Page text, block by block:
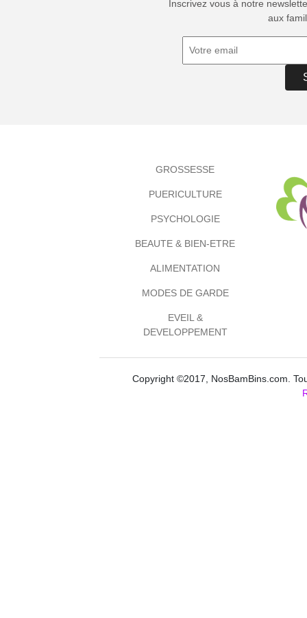
Inscrivez vous à notre
aux
GROSSESSE
PUERICULTURE
PSYCHOLOGIE
BEAUTE & BIEN-ETRE
ALIMENTATION
MODES DE GARDE
EVEIL &
DEVELOPPEMENT
Copyright ©2017, NosBamBins.com.